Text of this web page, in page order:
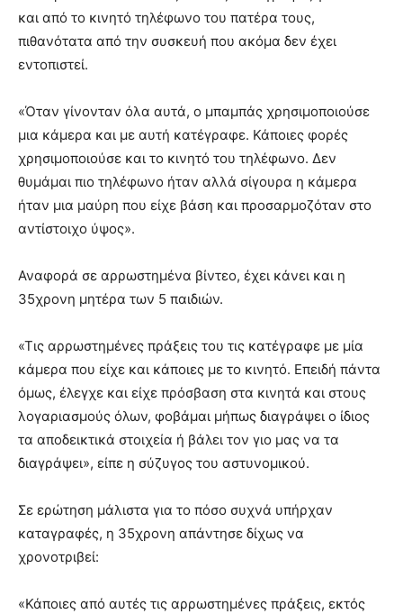
και από το κινητό τηλέφωνο του πατέρα τους,
πιθανότατα από την συσκευή που ακόμα δεν έχει
εντοπιστεί.
«Όταν γίνονταν όλα αυτά, ο μπαμπάς χρησιμοποιούσε
μια κάμερα και με αυτή κατέγραφε. Κάποιες φορές
χρησιμοποιούσε και το κινητό του τηλέφωνο. Δεν
θυμάμαι πιο τηλέφωνο ήταν αλλά σίγουρα η κάμερα
ήταν μια μαύρη που είχε βάση και προσαρμοζόταν στο
αντίστοιχο ύψος».
Αναφορά σε αρρωστημένα βίντεο, έχει κάνει και η
35χρονη μητέρα των 5 παιδιών.
«Τις αρρωστημένες πράξεις του τις κατέγραφε με μία
κάμερα που είχε και κάποιες με το κινητό. Επειδή πάντα
όμως, έλεγχε και είχε πρόσβαση στα κινητά και στους
λογαριασμούς όλων, φοβάμαι μήπως διαγράψει ο ίδιος
τα αποδεικτικά στοιχεία ή βάλει τον γιο μας να τα
διαγράψει», είπε η σύζυγος του αστυνομικού.
Σε ερώτηση μάλιστα για το πόσο συχνά υπήρχαν
καταγραφές, η 35χρονη απάντησε δίχως να
χρονοτριβεί:
«Κάποιες από αυτές τις αρρωστημένες πράξεις, εκτός